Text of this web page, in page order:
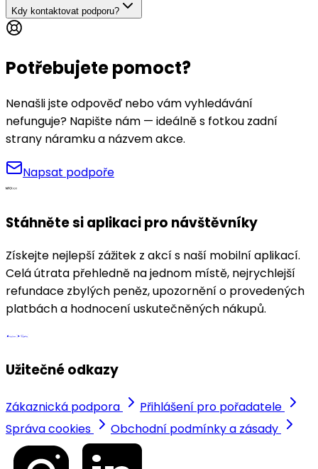
Kdy kontaktovat podporu?
Potřebujete pomoct?
Nenašli jste odpověď nebo vám vyhledávání
nefunguje? Napište nám — ideálně s fotkou zadní
strany náramku a názvem akce.
Napsat podpoře
Stáhněte si aplikaci pro návštěvníky
Získejte nejlepší zážitek z akcí s naší mobilní aplikací.
Celá útrata přehledně na jednom místě, nejrychlejší
refundace zbylých peněz, upozornění o provedených
platbách a hodnocení uskutečněných nákupů.
Užitečné odkazy
Zákaznická podpora
Přihlášení pro pořadatele
Správa cookies
Obchodní podmínky a zásady